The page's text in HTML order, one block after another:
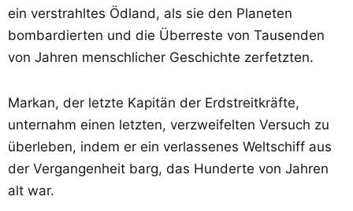
ein verstrahltes Ödland, als sie den Planeten
bombardierten und die Überreste von Tausenden
von Jahren menschlicher Geschichte zerfetzten.
Markan, der letzte Kapitän der Erdstreitkräfte,
unternahm einen letzten, verzweifelten Versuch zu
überleben, indem er ein verlassenes Weltschiff aus
der Vergangenheit barg, das Hunderte von Jahren
alt war.